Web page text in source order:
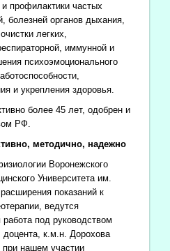
профилактики частых
болезней органов дыхания,
легких,
иммунной и
психоэмоционального
и укрепления здоровья.
более 45 лет, одобрен и
РФ.
методично, надежно
Воронежского
Университета им.
показаний к
ведутся
под руководством
к.м.н. Дорохова
нашем участии